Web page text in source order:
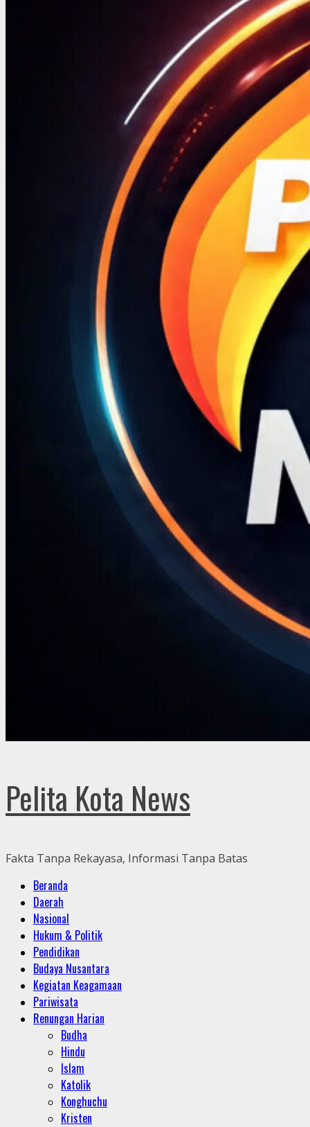
Pelita Kota News
Fakta Tanpa Rekayasa, Informasi Tanpa Batas
Primary
Menu
Beranda
Daerah
Nasional
Hukum & Politik
Pendidikan
Budaya Nusantara
Kegiatan Keagamaan
Pariwisata
Renungan Harian
Budha
Hindu
Islam
Katolik
Konghuchu
Kristen